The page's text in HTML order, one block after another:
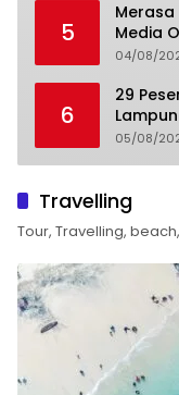
5
Media
04/08/
6
29
05/08/
Travelling
Tour, Travelling,